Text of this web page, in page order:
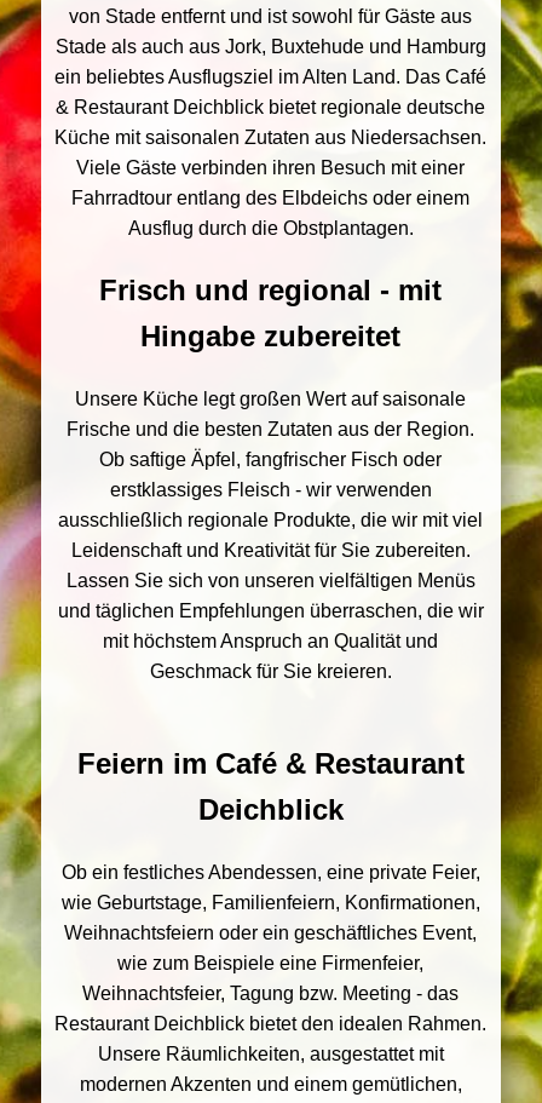
von Stade entfernt und ist sowohl für Gäste aus
Stade als auch aus Jork, Buxtehude und Hamburg
ein beliebtes Ausflugsziel im Alten Land. Das Café
& Restaurant Deichblick bietet regionale deutsche
Küche mit saisonalen Zutaten aus Niedersachsen.
Viele Gäste verbinden ihren Besuch mit einer
Fahrradtour entlang des Elbdeichs oder einem
Ausflug durch die Obstplantagen.
Frisch und regional - mit
Hingabe zubereitet
Unsere Küche legt großen Wert auf saisonale
Frische und die besten Zutaten aus der Region.
Ob saftige Äpfel, fangfrischer Fisch oder
erstklassiges Fleisch - wir verwenden
ausschließlich regionale Produkte, die wir mit viel
Leidenschaft und Kreativität für Sie zubereiten.
Lassen Sie sich von unseren vielfältigen Menüs
und täglichen Empfehlungen überraschen, die wir
mit höchstem Anspruch an Qualität und
Geschmack für Sie kreieren.
Feiern im Café & Restaurant
Deichblick
Ob ein festliches Abendessen, eine private Feier,
wie Geburtstage, Familienfeiern, Konfirmationen,
Weihnachtsfeiern oder ein geschäftliches Event,
wie zum Beispiele eine Firmenfeier,
Weihnachtsfeier, Tagung bzw. Meeting - das
Restaurant Deichblick bietet den idealen Rahmen.
Unsere Räumlichkeiten, ausgestattet mit
modernen Akzenten und einem gemütlichen,